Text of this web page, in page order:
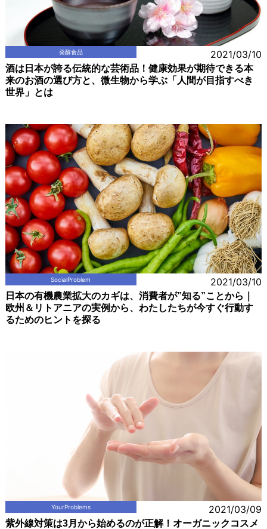
発酵食品 2021/03/10
酒は日本が誇る伝統的な芸術品！健康効果が期待できる本
来のお酒の選び方と、微生物から学ぶ「人間が目指すべき
世界」とは
SocialProblem 2021/03/10
日本の有機農業拡大のカギは、消費者が”知る”ことから｜
欧州＆リトアニアの実例から、わたしたちが今すぐ行動す
るためのヒントを探る
YourProblems 2021/03/09
紫外線対策は3月から始めるのが正解！オーガニックコスメ